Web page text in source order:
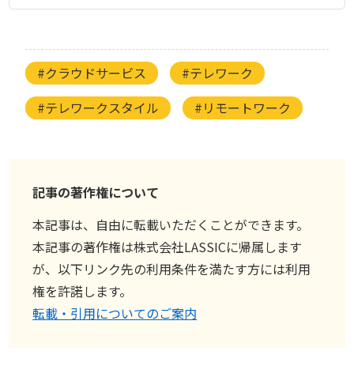
#クラウドサービス
#テレワーク
#テレワークスタイル
#リモートワーク
記事の著作権について
本記事は、自由に転載いただくことができます。
本記事の著作権は株式会社LASSICに帰属します
が、以下リンク先の利用条件を満たす方には利用
権を許諾します。
転載・引用についてのご案内